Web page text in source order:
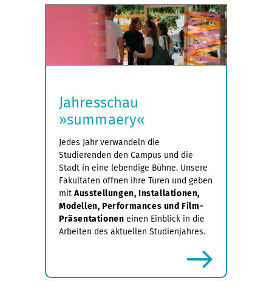
Jahresschau
»summaery«
Jedes Jahr verwandeln die
Studierenden den Campus und die
Stadt in eine lebendige Bühne. Unsere
Fakultäten öffnen ihre Türen und geben
mit Ausstellungen, Installationen,
Modellen, Performances und Film-
Präsentationen einen Einblick in die
Arbeiten des aktuellen Studienjahres.